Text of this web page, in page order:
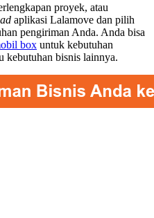
proyek, atau
aplikasi Lalamove dan pilih
pengiriman Anda. Anda bisa
box untuk kebutuhan
kebutuhan bisnis lainnya.